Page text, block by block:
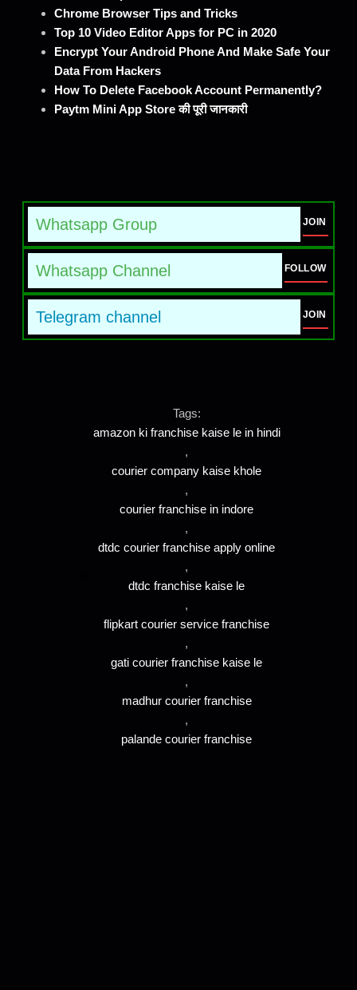
Chrome Browser Tips and Tricks
Top 10 Video Editor Apps for PC in 2020
Encrypt Your Android Phone And Make Safe Your
Data From Hackers
How To Delete Facebook Account Permanently?
Paytm Mini App Store की पूरी जानकारी
Whatsapp Group JOIN
Whatsapp Channel FOLLOW
Telegram channel JOIN
Tags:
amazon ki franchise kaise le in hindi
,
courier company kaise khole
,
courier franchise in indore
,
dtdc courier franchise apply online
,
dtdc franchise kaise le
,
flipkart courier service franchise
,
gati courier franchise kaise le
,
madhur courier franchise
,
palande courier franchise